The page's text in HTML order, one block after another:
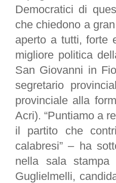
Democratici di
che chiedono a
aperto a tutti, forte
migliore politica
San Giovanni in
segretario
provinciale alla
Acri). “Puntiamo a
il partito che
calabresi” – ha
nella sala
Guglielmelli,